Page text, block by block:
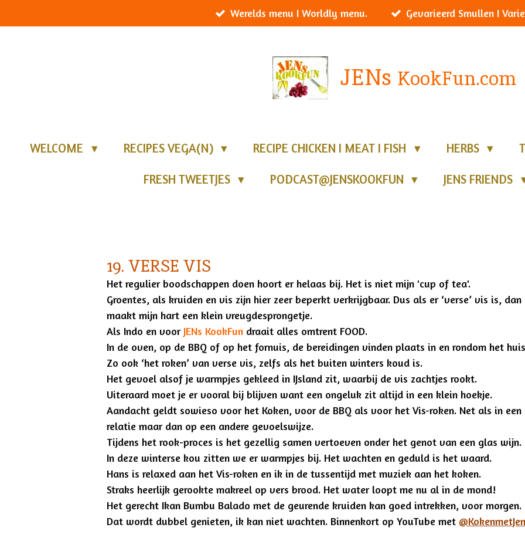
direct
Werelds menu I Worldly menu. Gevarieerd Smullen I
JENs KookFun.com
WELCOME RECIPES VEGA(N) RECIPE CHICKEN I MEAT I FISH HERBS
FRESH TWEETJES PODCAST@JENSKOOKFUN JENS FRIENDS
19. VERSE VIS
Het regulier boodschappen doen hoort er helaas bij. Het is niet mijn 'cup of tea'.
Groentes, als kruiden en vis zijn hier zeer beperkt verkrijgbaar. Dus als er ‘verse’ vis is, dan
maakt mijn hart een klein vreugdesprongetje.
Als Indo en voor JENs KookFun draait alles omtrent FOOD.
In de oven, op de BBQ of op het fornuis, de bereidingen vinden plaats in en rondom het
Zo ook ‘het roken’ van verse vis, zelfs als het buiten winters koud is.
Het gevoel alsof je warmpjes gekleed in IJsland zit, waarbij de vis zachtjes rookt.
Uiteraard moet je er vooral bij blijven want een ongeluk zit altijd in een klein hoekje.
Aandacht geldt sowieso voor het Koken, voor de BBQ als voor het Vis-roken. Net als in een
relatie maar dan op een andere gevoelswijze.
Tijdens het rook-proces is het gezellig samen vertoeven onder het genot van een glas wijn.
In deze winterse kou zitten we er warmpjes bij. Het wachten en geduld is het waard.
Hans is relaxed aan het Vis-roken en ik in de tussentijd met muziek aan het koken.
Straks heerlijk gerookte makreel op vers brood. Het water loopt me nu al in de mond!
Het gerecht Ikan Bumbu Balado met de geurende kruiden kan goed intrekken, voor morgen.
Dat wordt dubbel genieten, ik kan niet wachten. Binnenkort op YouTube met